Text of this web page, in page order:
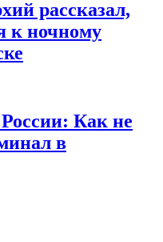
рассказал,
к ночному
Как не
в